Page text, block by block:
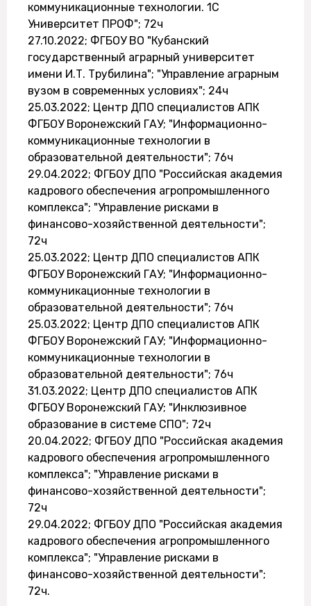
коммуникационные технологии. 1С
Университет ПРОФ"; 72ч
27.10.2022; ФГБОУ ВО "Кубанский
государственный аграрный университет
имени И.Т. Трубилина"; "Управление аграрным
вузом в современных условиях"; 24ч
25.03.2022; Центр ДПО специалистов АПК
ФГБОУ Воронежский ГАУ; "Информационно-
коммуникационные технологии в
образовательной деятельности"; 76ч
29.04.2022; ФГБОУ ДПО "Российская академия
кадрового обеспечения агропромышленного
комплекса"; "Управление рисками в
финансово-хозяйственной деятельности";
72ч
25.03.2022; Центр ДПО специалистов АПК
ФГБОУ Воронежский ГАУ; "Информационно-
коммуникационные технологии в
образовательной деятельности"; 76ч
25.03.2022; Центр ДПО специалистов АПК
ФГБОУ Воронежский ГАУ; "Информационно-
коммуникационные технологии в
образовательной деятельности"; 76ч
31.03.2022; Центр ДПО специалистов АПК
ФГБОУ Воронежский ГАУ; "Инклюзивное
образование в системе СПО"; 72ч
20.04.2022; ФГБОУ ДПО "Российская академия
кадрового обеспечения агропромышленного
комплекса"; "Управление рисками в
финансово-хозяйственной деятельности";
72ч
29.04.2022; ФГБОУ ДПО "Российская академия
кадрового обеспечения агропромышленного
комплекса"; "Управление рисками в
финансово-хозяйственной деятельности";
72ч.